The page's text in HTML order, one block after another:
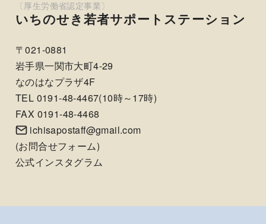
いちのせき若者サポートステーション
〒021-0881
岩手県一関市大町4-29
なのはなプラザ4F
TEL 0191-48-4467(10時～17時)
FAX 0191-48-4468
ichisapostaff@gmail.com
(お問合せフォーム)
公式インスタグラム